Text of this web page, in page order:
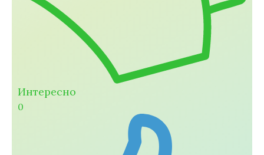
Интересно
0